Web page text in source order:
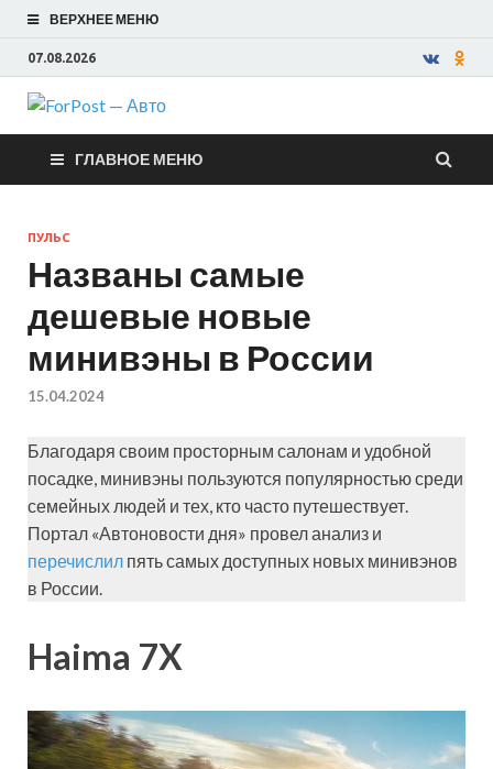
ВЕРХНЕЕ МЕНЮ
07.08.2026
ForPost —
Авто
ГЛАВНОЕ МЕНЮ
ПУЛЬС
Названы самые
дешевые новые
минивэны в России
15.04.2024
Благодаря своим просторным салонам и удобной
посадке, минивэны пользуются популярностью среди
семейных людей и тех, кто часто путешествует.
Портал «Автоновости дня» провел анализ и
перечислил пять самых доступных новых минивэнов
в России.
Haima 7X